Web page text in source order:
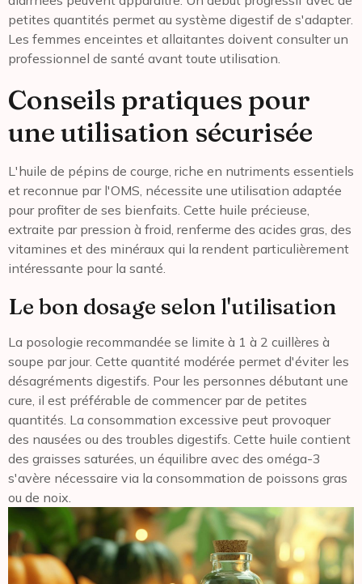
petites quantités permet au système digestif de s'adapter.
Les femmes enceintes et allaitantes doivent consulter un
professionnel de santé avant toute utilisation.
Conseils pratiques pour
une utilisation sécurisée
L'huile de pépins de courge, riche en nutriments essentiels
et reconnue par l'OMS, nécessite une utilisation adaptée
pour profiter de ses bienfaits. Cette huile précieuse,
extraite par pression à froid, renferme des acides gras, des
vitamines et des minéraux qui la rendent particulièrement
intéressante pour la santé.
Le bon dosage selon l'utilisation
La posologie recommandée se limite à 1 à 2 cuillères à
soupe par jour. Cette quantité modérée permet d'éviter les
désagréments digestifs. Pour les personnes débutant une
cure, il est préférable de commencer par de petites
quantités. La consommation excessive peut provoquer
des nausées ou des troubles digestifs. Cette huile contient
des graisses saturées, un équilibre avec des oméga-3
s'avère nécessaire via la consommation de poissons gras
ou de noix.